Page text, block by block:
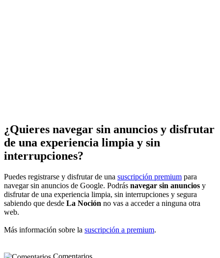
¿Quieres navegar sin anuncios y disfrutar
de una experiencia limpia y sin
interrupciones?
Puedes registrarse y disfrutar de una suscripción premium para
navegar sin anuncios de Google. Podrás navegar sin anuncios y
disfrutar de una experiencia limpia, sin interrupciones y segura
sabiendo que desde La Noción no vas a acceder a ninguna otra
web.
Más información sobre la suscripción a premium.
Comentarios